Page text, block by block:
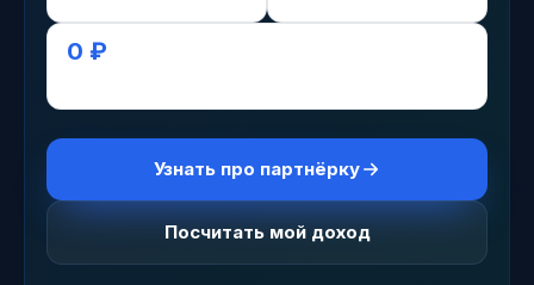
0 ₽
Узнать про партнёрку
Посчитать мой доход